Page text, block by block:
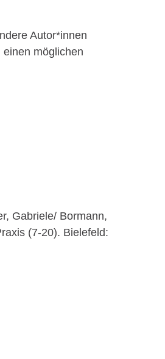
Autor*innen
einen möglichen
Gabriele/ Bormann,
(7-20). Bielefeld: